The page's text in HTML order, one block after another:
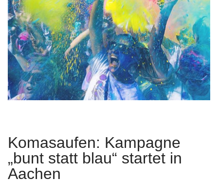
Komasaufen: Kampagne
„bunt statt blau“ startet in
Aachen